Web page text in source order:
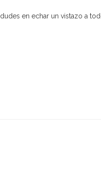
en echar un vistazo a